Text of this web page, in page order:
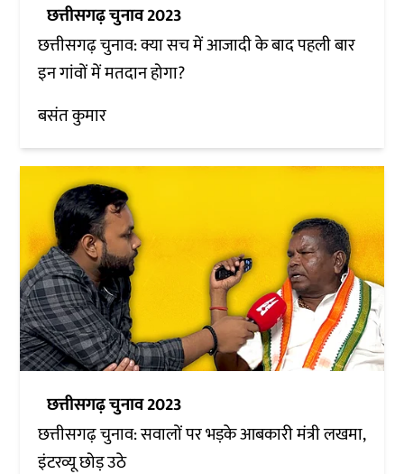
छत्तीसगढ़ चुनाव 2023
छत्तीसगढ़ चुनाव: क्या सच में आजादी के बाद पहली बार
इन गांवों में मतदान होगा?
बसंत कुमार
छत्तीसगढ़ चुनाव 2023
छत्तीसगढ़ चुनाव: सवालों पर भड़के आबकारी मंत्री लखमा,
इंटरव्यू छोड़ उठे